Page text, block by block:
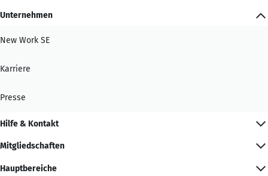
Unternehmen
New Work SE
Karriere
Presse
Hilfe & Kontakt
Mitgliedschaften
Hauptbereiche